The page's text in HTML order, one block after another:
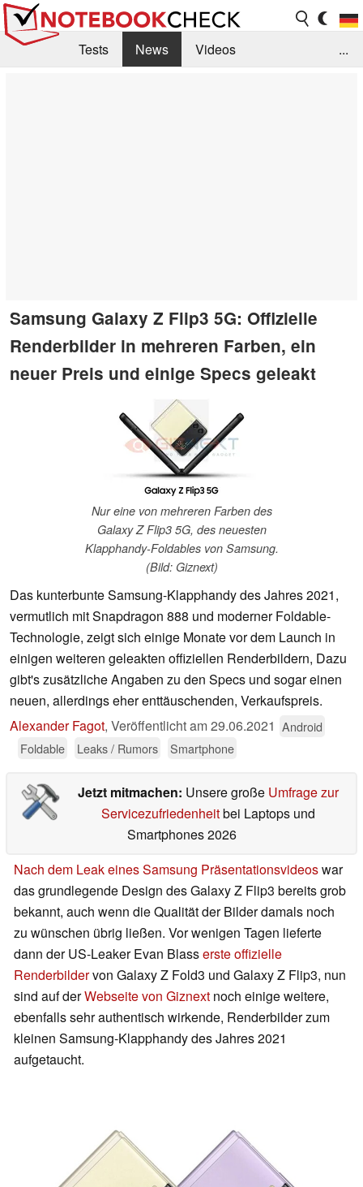
Tests News
Videos
...
Samsung Galaxy Z Flip3 5G: Offizielle
Renderbilder in mehreren Farben, ein
neuer Preis und einige Specs geleakt
Nur eine von mehreren Farben des
Galaxy Z Flip3 5G, des neuesten
Klapphandy-Foldables von Samsung.
(Bild: Giznext)
Das kunterbunte Samsung-Klapphandy des Jahres 2021,
vermutlich mit Snapdragon 888 und moderner Foldable-
Technologie, zeigt sich einige Monate vor dem Launch in
einigen weiteren geleakten offiziellen Renderbildern, Dazu
gibt's zusätzliche Angaben zu den Specs und sogar einen
neuen, allerdings eher enttäuschenden, Verkaufspreis.
Alexander Fagot, Veröffentlicht am29.06.2021 Android
Foldable
Leaks / Rumors Smartphone
Jetzt mitmachen: Unsere große Umfrage zur
Servicezufriedenheitbei Laptops und
Smartphones 2026
Nach dem Leak eines Samsung Präsentationsvideoswar
das grundlegende Design des Galaxy Z Flip3 bereits grob
bekannt, auch wenn die Qualität der Bilder damals noch
zu wünschen übrig ließen. Vor wenigen Tagen lieferte
dann der US-Leaker Evan Blasserste offizielle
Renderbildervon Galaxy Z Fold3 und Galaxy Z Flip3, nun
sind auf derWebseite von Giznext noch einige weitere,
ebenfalls sehr authentisch wirkende, Renderbilder zum
kleinen Samsung-Klapphandy des Jahres 2021
aufgetaucht.